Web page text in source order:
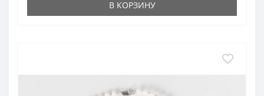
В КОРЗИНУ